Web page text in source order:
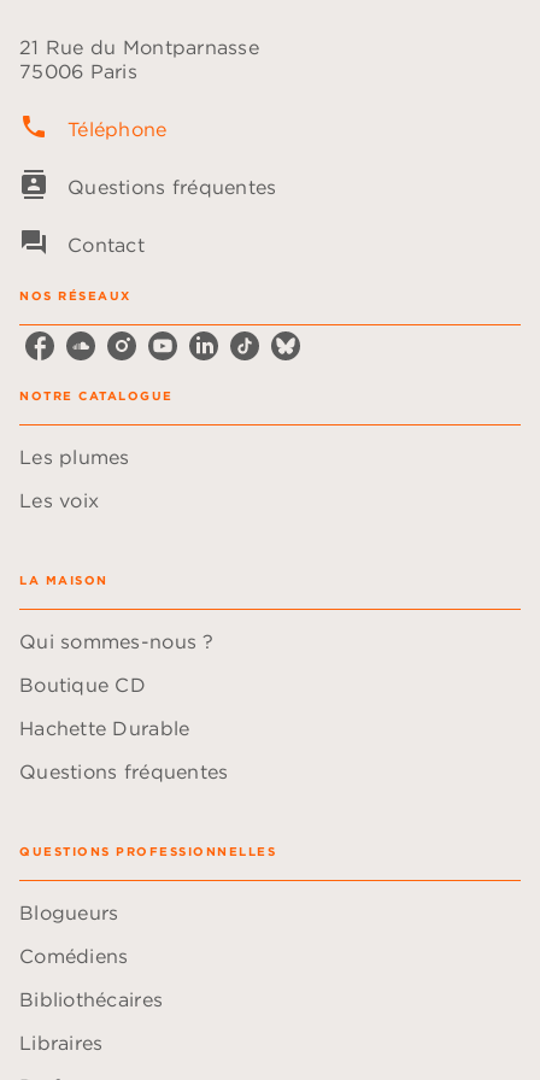
21 Rue du Montparnasse
75006 Paris
phone Téléphone
contacts Questions fréquentes
question_answer Contact
NOS RÉSEAUX
NOTRE CATALOGUE
Les plumes
Les voix
LA MAISON
Qui sommes-nous ?
Boutique CD
Hachette Durable
Questions fréquentes
QUESTIONS PROFESSIONNELLES
Blogueurs
Comédiens
Bibliothécaires
Libraires